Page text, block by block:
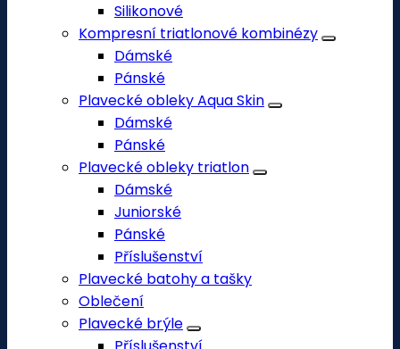
Silikonové
Kompresní triatlonové kombinézy
Dámské
Pánské
Plavecké obleky Aqua Skin
Dámské
Pánské
Plavecké obleky triatlon
Dámské
Juniorské
Pánské
Příslušenství
Plavecké batohy a tašky
Oblečení
Plavecké brýle